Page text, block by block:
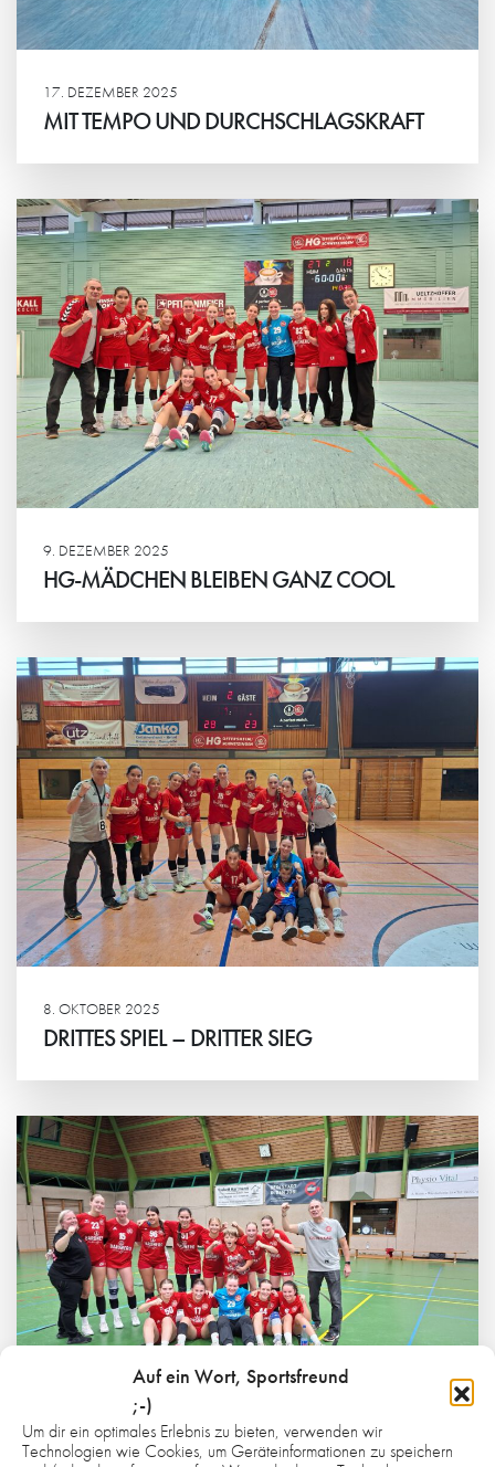
Auf ein Wort, Sportsfreund
;-)
Um dir ein optimales Erlebnis zu bieten, verwenden wir
Technologien wie Cookies, um Geräteinformationen zu speichern
17. DEZEMBER 2025
MIT TEMPO UND DURCHSCHLAGSKRAFT
9. DEZEMBER 2025
HG-MÄDCHEN BLEIBEN GANZ COOL
8. OKTOBER 2025
DRITTES SPIEL – DRITTER SIEG